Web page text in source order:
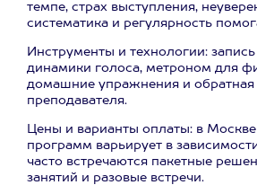
темпе, страх выступления,
систематика и регулярность
Инструменты и технологии:
динамики голоса, метроном для
домашние упражнения и обратная
преподавателя.
Цены и варианты оплаты: в
программ варьирует в
часто встречаются пакетные
занятий и разовые встречи.